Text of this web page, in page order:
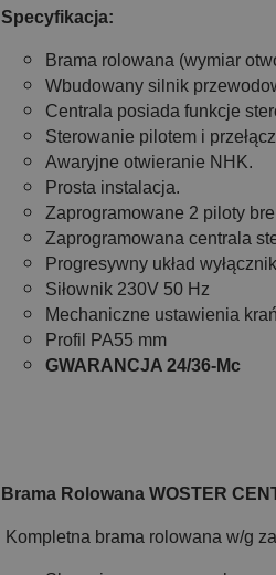
Do koszyka
Specyfikacja:
Brama rolowana (wymiar
Wbudowany silnik
Centrala posiada funkcje
Sterowanie pilotem i
Awaryjne otwieranie NHK.
Prosta instalacja.
Zaprogramowane 2 piloty
Zaprogramowana centrala
Progresywny układ
Siłownik 230V 50 Hz
Mechaniczne ustawienia
Profil PA55 mm
GWARANCJA 24/36-Mc
Brama Rolowana WOSTER
Kompletna brama rolowana w/g